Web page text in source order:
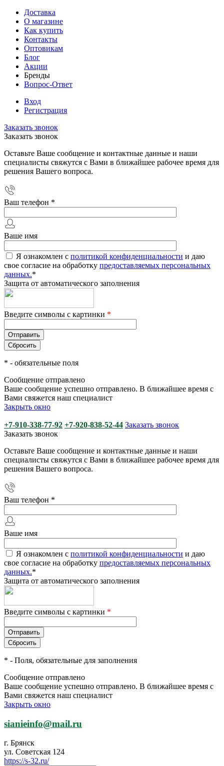
Доставка
О магазине
Как купить
Контакты
Оптовикам
Блог
Акции
Бренды
Вопрос-Ответ
Вход
Регистрация
Заказать звонок
Заказать звонок
Оставьте Ваше сообщение и контактные данные и наши
специалисты свяжутся с Вами в ближайшее рабочее время для
решения Вашего вопроса.
Ваш телефон *
Ваше имя
Я ознакомлен с политикой конфиденциальности и даю
свое согласие на обработку предоставляемых персональных
данных.*
Защита от автоматического заполнения
Введите символы с картинки *
* - обязательные поля
Сообщение отправлено
Ваше сообщение успешно отправлено. В ближайшее время с
Вами свяжется наш специалист
Закрыть окно
+7-910-338-77-92 +7-920-838-52-44 Заказать звонок
Заказать звонок
Оставьте Ваше сообщение и контактные данные и наши
специалисты свяжутся с Вами в ближайшее рабочее время для
решения Вашего вопроса.
Ваш телефон *
Ваше имя
Я ознакомлен с политикой конфиденциальности и даю
свое согласие на обработку предоставляемых персональных
данных.*
Защита от автоматического заполнения
Введите символы с картинки *
* - Поля, обязательные для заполнения
Сообщение отправлено
Ваше сообщение успешно отправлено. В ближайшее время с
Вами свяжется наш специалист
Закрыть окно
sianieinfo@mail.ru
г. Брянск
ул. Советская 124
https://s-32.ru/